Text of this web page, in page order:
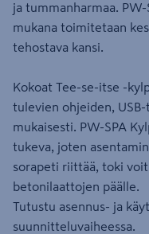
ja tummanharmaa.
mukana toimitetaan
tehostava kansi.
Kokoat Tee-se-itse -
tulevien ohjeiden,
mukaisesti. PW-SPA
tukeva, joten
sorapeti riittää, toki
betonilaattojen päälle.
Tutustu asennus- ja
suunnitteluvaiheessa.